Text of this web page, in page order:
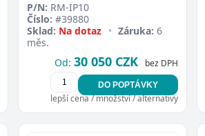
P/N: RM-IP10
Číslo: #39880
Sklad: Na dotaz • Záruka: 6
měs.
Od: 30 050 CZK bez DPH
DO POPTÁVKY
lepší cena / množství / alternativy